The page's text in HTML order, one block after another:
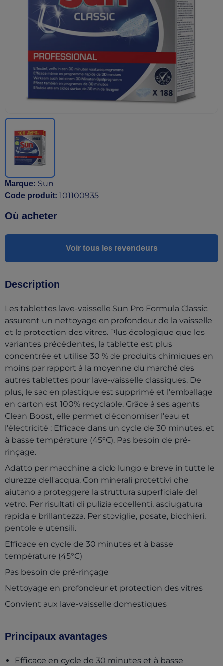
Marque: Sun
Code produit: 101100935
Où acheter
Voir tous les revendeurs
Description
Les tablettes lave-vaisselle Sun Pro Formula Classic
assurent un nettoyage en profondeur de la vaisselle
et la protection des vitres. Plus écologique que les
variantes précédentes, la tablette est plus
concentrée et utilise 30 % de produits chimiques en
moins par rapport à la moyenne du marché des
autres tablettes pour lave-vaisselle classiques. De
plus, le sac en plastique est supprimé et l'emballage
en carton est 100% recyclable. Grâce à ses agents
Clean Boost, elle permet d'économiser l'eau et
l'électricité : Efficace dans un cycle de 30 minutes, et
à basse température (45°C). Pas besoin de pré-
rinçage.
Adatto per macchine a ciclo lungo e breve in tutte le
durezze dell'acqua. Con minerali protettivi che
aiutano a proteggere la struttura superficiale del
vetro. Per risultati di pulizia eccellenti, asciugatura
rapida e brillantezza. Per stoviglie, posate, bicchieri,
pentole e utensili.
Efficace en cycle de 30 minutes et à basse
température (45°C)
Pas besoin de pré-rinçage
Nettoyage en profondeur et protection des vitres
Convient aux lave-vaisselle domestiques
Principaux avantages
Efficace en cycle de 30 minutes et à basse